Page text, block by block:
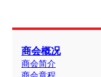
商会概况
商会简介
商会章程